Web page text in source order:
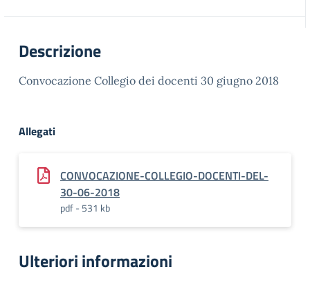
Descrizione
Convocazione Collegio dei docenti 30 giugno 2018
Allegati
CONVOCAZIONE-COLLEGIO-DOCENTI-DEL-
30-06-2018
pdf - 531 kb
Ulteriori informazioni